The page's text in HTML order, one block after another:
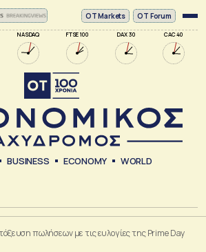
NASDAQ FTSE 100 DAX 30 CAC 40
ΟΤ Markets OT Forum
BUSINESS ECONOMY WORLD
πωλήσεων με τις ευλογίες της Prime Day